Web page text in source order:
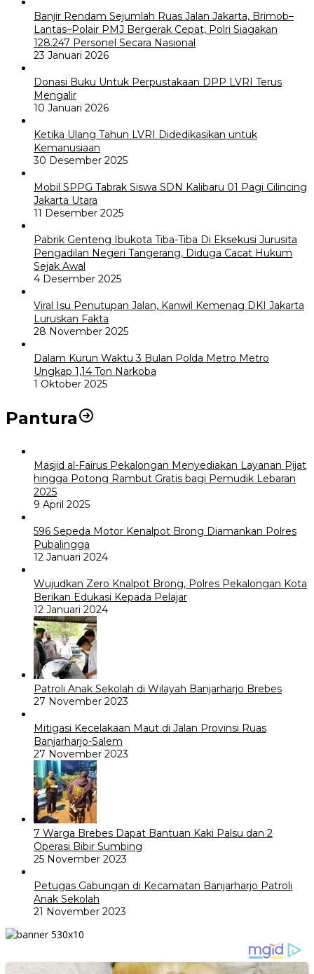
Banjir Rendam Sejumlah Ruas Jalan Jakarta, Brimob–
Lantas–Polair PMJ Bergerak Cepat, Polri Siagakan
128.247 Personel Secara Nasional
23 Januari 2026
Donasi Buku Untuk Perpustakaan DPP LVRI Terus
Mengalir
10 Januari 2026
Ketika Ulang Tahun LVRI Didedikasikan untuk
Kemanusiaan
30 Desember 2025
Mobil SPPG Tabrak Siswa SDN Kalibaru 01 Pagi Cilincing
Jakarta Utara
11 Desember 2025
Pabrik Genteng Ibukota Tiba-Tiba Di Eksekusi Jurusita
Pengadilan Negeri Tangerang, Diduga Cacat Hukum
Sejak Awal
4 Desember 2025
Viral Isu Penutupan Jalan, Kanwil Kemenag DKI Jakarta
Luruskan Fakta
28 November 2025
Dalam Kurun Waktu 3 Bulan Polda Metro Metro
Ungkap 1,14 Ton Narkoba
1 Oktober 2025
Pantura
Masjid al-Fairus Pekalongan Menyediakan Layanan Pijat
hingga Potong Rambut Gratis bagi Pemudik Lebaran
2025
9 April 2025
596 Sepeda Motor Kenalpot Brong Diamankan Polres
Pubalingga
12 Januari 2024
Wujudkan Zero Knalpot Brong, Polres Pekalongan Kota
Berikan Edukasi Kepada Pelajar
12 Januari 2024
Patroli Anak Sekolah di Wilayah Banjarharjo Brebes
27 November 2023
Mitigasi Kecelakaan Maut di Jalan Provinsi Ruas
Banjarharjo-Salem
27 November 2023
7 Warga Brebes Dapat Bantuan Kaki Palsu dan 2
Operasi Bibir Sumbing
25 November 2023
Petugas Gabungan di Kecamatan Banjarharjo Patroli
Anak Sekolah
21 November 2023